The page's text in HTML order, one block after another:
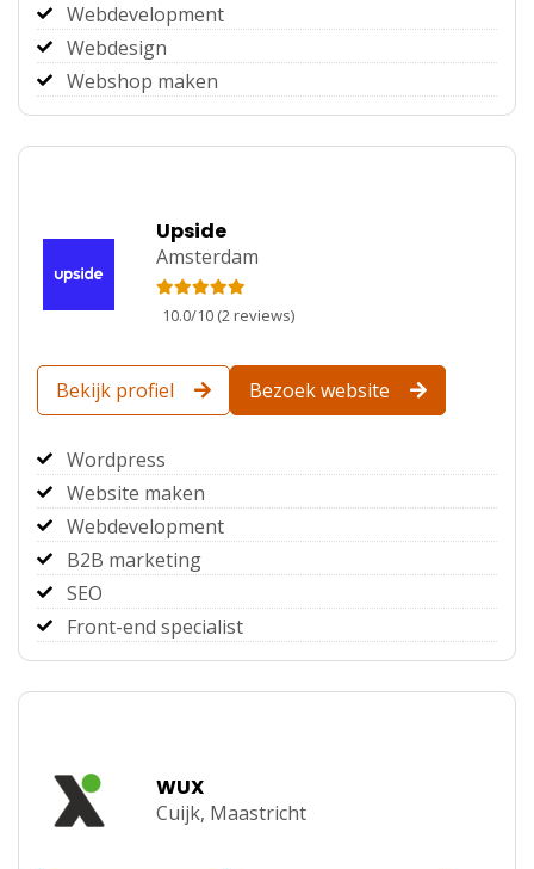
Webdevelopment
Webdesign
Webshop maken
Upside
Amsterdam
10.0/10 (2reviews)
Bekijk profiel Bezoek website
Wordpress
Website maken
Webdevelopment
B2B marketing
SEO
Front-end specialist
WUX
Cuijk, Maastricht